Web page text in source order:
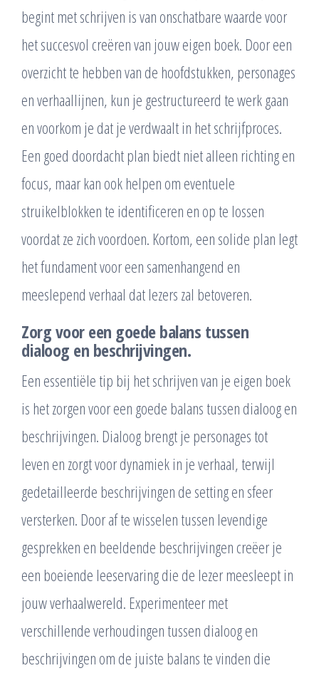
begint met schrijven is van onschatbare waarde voor
het succesvol creëren van jouw eigen boek. Door een
overzicht te hebben van de hoofdstukken, personages
en verhaallijnen, kun je gestructureerd te werk gaan
en voorkom je dat je verdwaalt in het schrijfproces.
Een goed doordacht plan biedt niet alleen richting en
focus, maar kan ook helpen om eventuele
struikelblokken te identificeren en op te lossen
voordat ze zich voordoen. Kortom, een solide plan legt
het fundament voor een samenhangend en
meeslepend verhaal dat lezers zal betoveren.
Zorg voor een goede balans tussen
dialoog en beschrijvingen.
Een essentiële tip bij het schrijven van je eigen boek
is het zorgen voor een goede balans tussen dialoog en
beschrijvingen. Dialoog brengt je personages tot
leven en zorgt voor dynamiek in je verhaal, terwijl
gedetailleerde beschrijvingen de setting en sfeer
versterken. Door af te wisselen tussen levendige
gesprekken en beeldende beschrijvingen creëer je
een boeiende leeservaring die de lezer meesleept in
jouw verhaalwereld. Experimenteer met
verschillende verhoudingen tussen dialoog en
beschrijvingen om de juiste balans te vinden die